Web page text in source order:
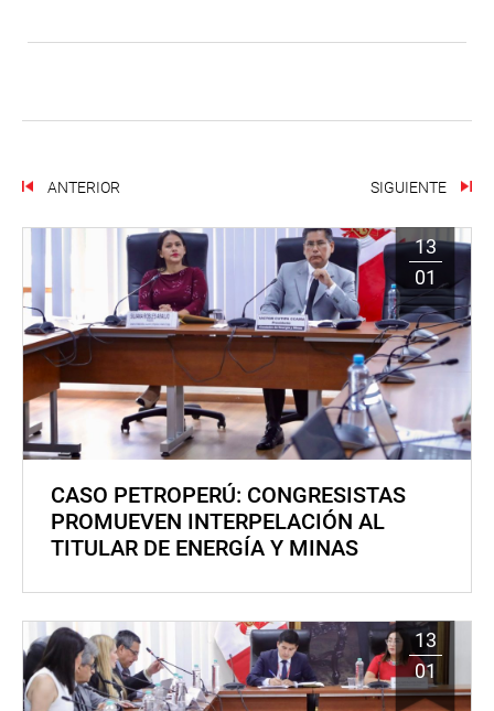
ANTERIOR SIGUIENTE
13
01
CASO PETROPERÚ: CONGRESISTAS
PROMUEVEN INTERPELACIÓN AL
TITULAR DE ENERGÍA Y MINAS
13
01